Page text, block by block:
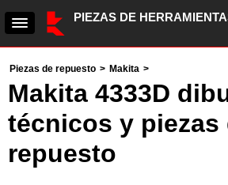
PIEZAS DE
Piezas de repuesto > Makita >
Makita 4333D
técnicos y piezas
repuesto